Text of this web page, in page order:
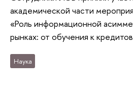
академической части
«Роль информационной
рынках: от обучения к
Наука